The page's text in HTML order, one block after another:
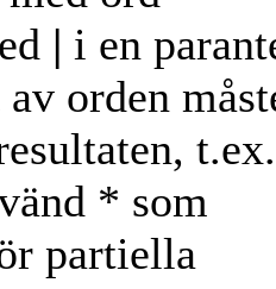
| i en
orden
t.ex.
* som
partiella